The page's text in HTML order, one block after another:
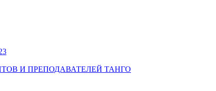
И ПРЕПОДАВАТЕЛЕЙ ТАНГО